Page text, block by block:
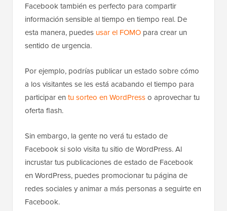
Facebook también es perfecto para compartir
información sensible al tiempo en tiempo real. De
esta manera, puedes usar el FOMO para crear un
sentido de urgencia.
Por ejemplo, podrías publicar un estado sobre cómo
a los visitantes se les está acabando el tiempo para
participar en tu sorteo en WordPresso aprovechar tu
oferta flash.
Sin embargo, la gente no verá tu estado de
Facebook si solo visita tu sitio de WordPress. Al
incrustar tus publicaciones de estado de Facebook
en WordPress, puedes promocionar tu página de
redes sociales y animar a más personas a seguirte en
Facebook.